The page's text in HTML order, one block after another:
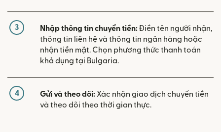
3 Nhập thông tin chuyển tiền:Điền tên người nhận,
thông tin liên hệ và thông tin ngân hàng hoặc
nhận tiền mặt. Chọn phương thức thanh toán
khả dụng tại Bulgaria.
4 Gửi và theo dõi: Xác nhận giao dịch chuyển tiền
và theo dõi theo thời gian thực.